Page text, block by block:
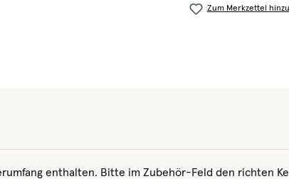
Zum Merkzettel
enthalten. Bitte im Zubehör-Feld den richten